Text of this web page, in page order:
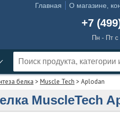
Главная О магазине,
+7
Пн - Пт
белка > Muscle Tech > Aplodan
MuscleTech